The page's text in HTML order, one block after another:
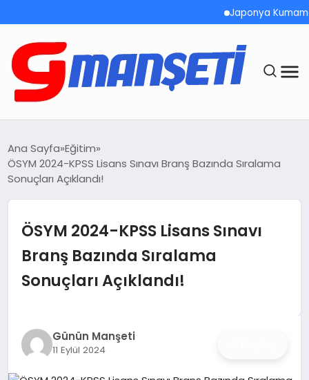
Japonya
DEMOLAR
OYUN
ANA DEMO
Ana Sayfa Eğitim
ÖSYM 2024-KPSS Lisans Sınavı Branş Bazında Sıralama
Sonuçları Açıklandı!
ÖSYM 2024-KPSS Lisans Sınavı
Branş Bazında Sıralama
Sonuçları Açıklandı!
Günün Manşeti
11 Eylül 2024